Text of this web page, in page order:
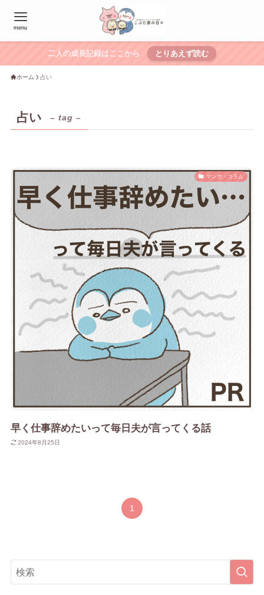
menu
二人の成長記録はここから とりあえず読む
ホーム 占い
占い – tag –
マンガ・コラム
早く仕事辞めたいって毎日夫が言ってくる話
2024年8月25日
1